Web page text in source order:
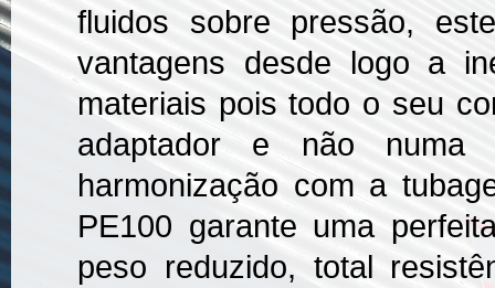
fluidos sobre pressão,
vantagens desde logo a
materiais pois todo o seu
adaptador e não numa
harmonização com a
PE100 garante uma
peso reduzido, total